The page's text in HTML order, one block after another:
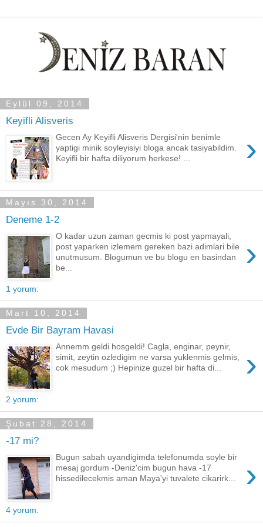
Eylül 09, 2014
Keyifli Alisveris
›
Gecen Ay Keyifli Alisveris Dergisi'nin benimle
yaptigi minik soyleyisiyi bloga ancak tasiyabildim.
Keyifli bir hafta diliyorum herkese! ...
Mayıs 30, 2014
Deneme 1-2
›
O kadar uzun zaman gecmis ki post yapmayali,
post yaparken izlemem gereken bazi adimlari bile
unutmusum. Blogumun ve bu blogu en basindan
be...
1 yorum:
Mart 10, 2014
Evde Bir Bayram Havasi
›
Annemm geldi hosgeldi! Cagla, enginar, peynir,
simit, zeytin ozledigim ne varsa yuklenmis gelmis,
cok mesudum ;) Hepinize guzel bir hafta di...
2 yorum:
Şubat 28, 2014
-17 mi?
›
Bugun sabah uyandigimda telefonumda soyle bir
mesaj gordum -Deniz'cim bugun hava -17
hissedilecekmis aman Maya'yi tuvalete cikarirk...
4 yorum: